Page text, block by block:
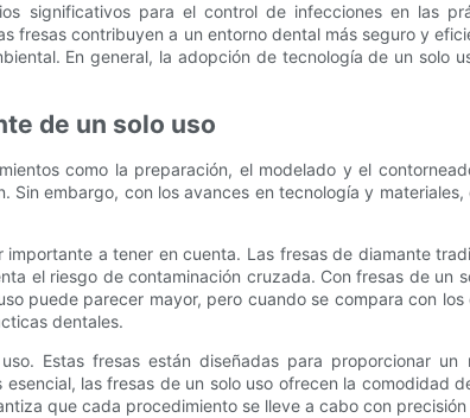
significativos para el control de infecciones en las
contribuyen a un entorno dental más seguro y
En general, la adopción de tecnología de un solo
de un solo uso
como la preparación, el modelado y el
embargo, con los avances en tecnología y
a tener en cuenta. Las fresas de diamante
el riesgo de contaminación cruzada. Con fresas de un
puede parecer mayor, pero cuando se compara con
dentales.
Estas fresas están diseñadas para proporcionar un
las fresas de un solo uso ofrecen la comodidad
que cada procedimiento se lleve a cabo con